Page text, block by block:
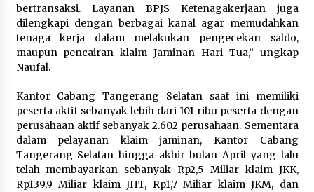
bertransaksi. Layanan BPJS Ketenagakerjaan juga
dilengkapi dengan berbagai kanal agar memudahkan
tenaga kerja dalam melakukan pengecekan saldo,
maupun pencairan klaim Jaminan Hari Tua,” ungkap
Naufal.
Kantor Cabang Tangerang Selatan saat ini memiliki
peserta aktif sebanyak lebih dari 101 ribu peserta dengan
perusahaan aktif sebanyak 2.602 perusahaan. Sementara
dalam pelayanan klaim jaminan, Kantor Cabang
Tangerang Selatan hingga akhir bulan April yang lalu
telah membayarkan sebanyak Rp2,5 Miliar klaim JKK,
Rp139,9 Miliar klaim JHT, Rp1,7 Miliar klaim JKM, dan